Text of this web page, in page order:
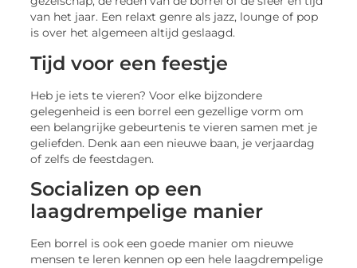
van het jaar. Een relaxt genre als jazz, lounge of pop
is over het algemeen altijd geslaagd.
Tijd voor een feestje
Heb je iets te vieren? Voor elke bijzondere
gelegenheid is een borrel een gezellige vorm om
een belangrijke gebeurtenis te vieren samen met je
geliefden. Denk aan een nieuwe baan, je verjaardag
of zelfs de feestdagen.
Socializen op een
laagdrempelige manier
Een borrel is ook een goede manier om nieuwe
mensen te leren kennen op een hele laagdrempelige